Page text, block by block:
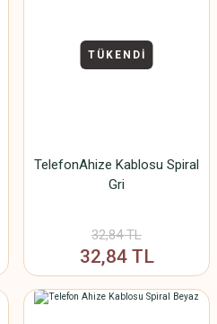
TÜKENDİ
TelefonAhize Kablosu Spiral
Gri
32,84 TL
32,84 TL